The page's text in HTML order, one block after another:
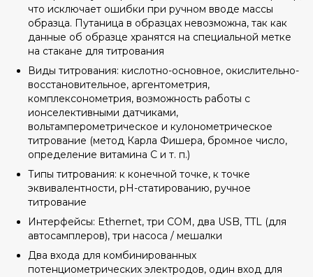
что исключает ошибки при ручном вводе массы
образца. Путаница в образцах невозможна, так как
данные об образце хранятся на специальной метке
на стакане для титрования
Виды титрования: кислотно-основное, окислительно-
восстановительное, аргентометрия,
комплексонометрия, возможность работы с
ионселективными датчиками,
вольтамперометрическое и кулонометрическое
титрование (метод Карла Фишера, бромное число,
определение витамина С и т. п.)
Типы титрования: к конечной точке, к точке
эквивалентности, рН-статированию, ручное
титрование
Интерфейсы: Ethernet, три COM, два USB, TTL (для
автосамплеров), три насоса / мешалки
Два входа для комбинированных
потенциометрических электродов, один вход для